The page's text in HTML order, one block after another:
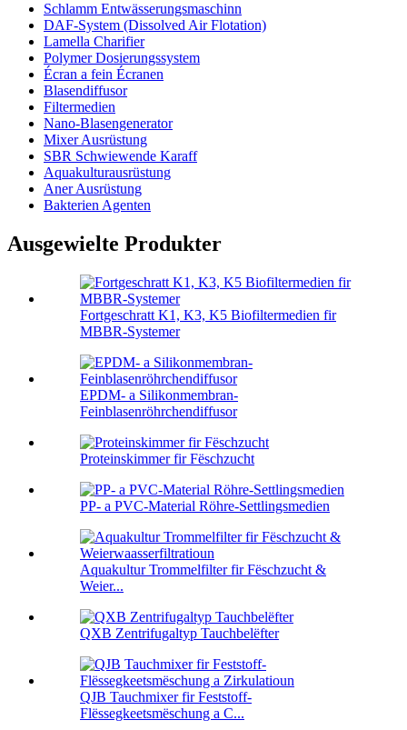
Schlamm Entwässerungsmaschinn
DAF-System (Dissolved Air Flotation)
Lamella Charifier
Polymer Dosierungssystem
Écran a fein Écranen
Blasendiffusor
Filtermedien
Nano-Blasengenerator
Mixer Ausrüstung
SBR Schwiewende Karaff
Aquakulturausrüstung
Aner Ausrüstung
Bakterien Agenten
Ausgewielte Produkter
Fortgeschratt K1, K3, K5 Biofiltermedien fir
MBBR-Systemer
EPDM- a Silikonmembran-
Feinblasenröhrchendiffusor
Proteinskimmer fir Fëschzucht
PP- a PVC-Material Röhre-Settlingsmedien
Aquakultur Trommelfilter fir Fëschzucht &
Weier...
QXB Zentrifugaltyp Tauchbelëfter
QJB Tauchmixer fir Feststoff-
Flëssegkeetsmëschung a C...